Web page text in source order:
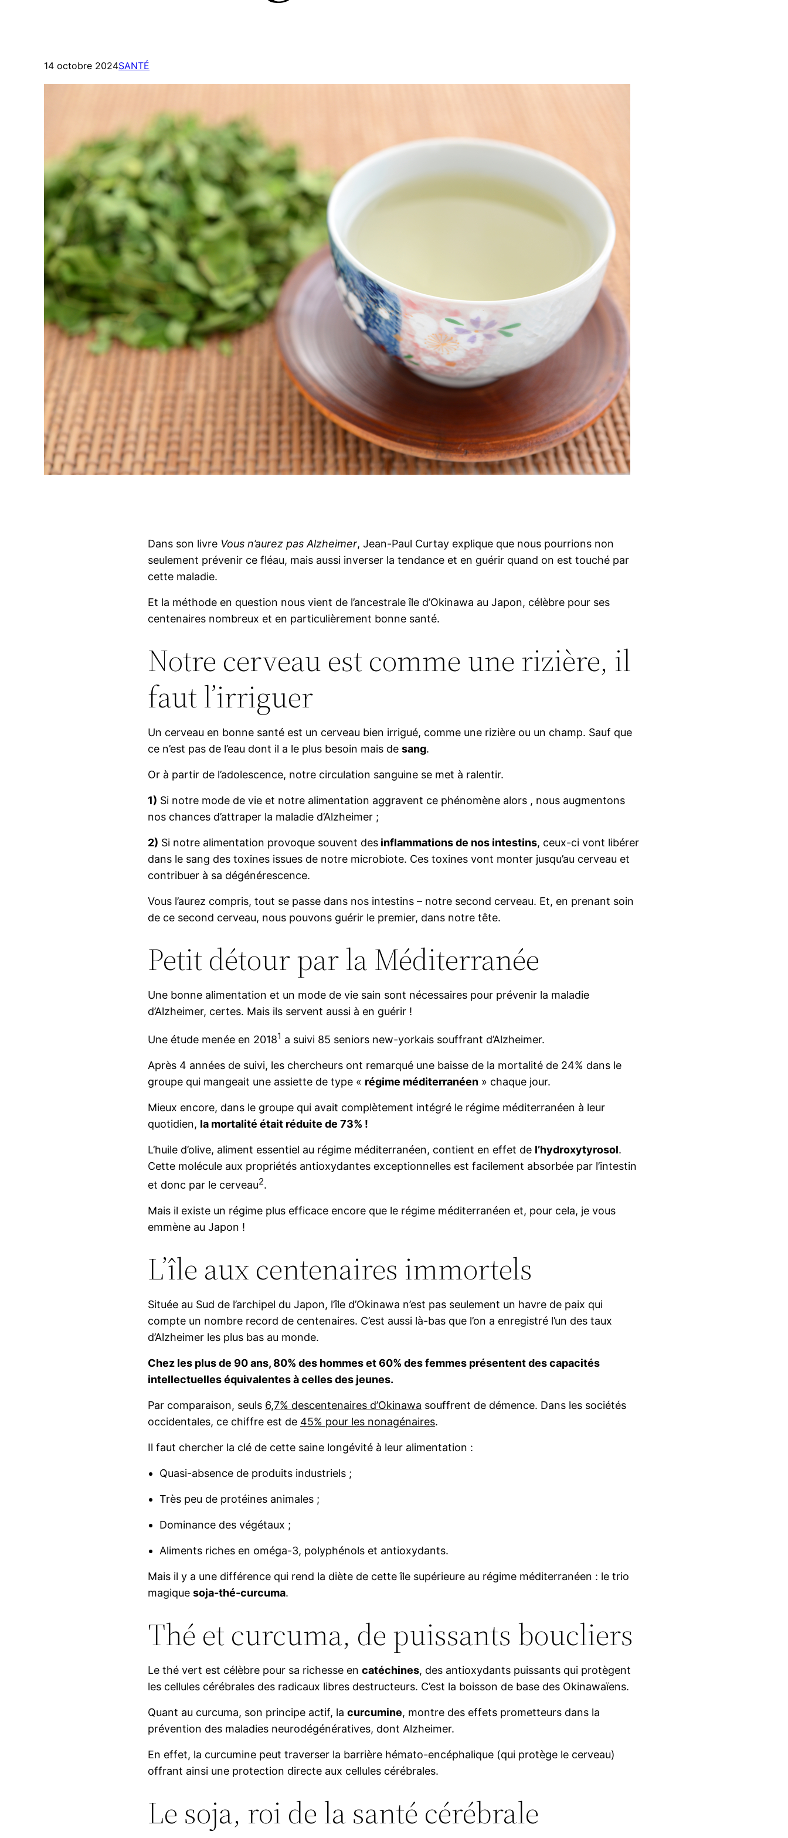
14 octobre 2024SANTÉ
Dans son livre Vous n’aurez pas Alzheimer, Jean-Paul Curtay explique que nous pourrions non
seulement prévenir ce fléau, mais aussi inverser la tendance et en guérir quand on est touché par
cette maladie.
Et la méthode en question nous vient de l’ancestrale île d’Okinawa au Japon, célèbre pour ses
centenaires nombreux et en particulièrement bonne santé.
Notre cerveau est comme une rizière, il
faut l’irriguer
Un cerveau en bonne santé est un cerveau bien irrigué, comme une rizière ou un champ. Sauf que
ce n’est pas de l’eau dont il a le plus besoin mais de sang.
Or à partir de l’adolescence, notre circulation sanguine se met à ralentir.
1) Si notre mode de vie et notre alimentation aggravent ce phénomène alors , nous augmentons
nos chances d’attraper la maladie d’Alzheimer ;
2) Si notre alimentation provoque souvent des inflammations de nos intestins, ceux-ci vont libérer
dans le sang des toxines issues de notre microbiote. Ces toxines vont monter jusqu’au cerveau et
contribuer à sa dégénérescence.
Vous l’aurez compris, tout se passe dans nos intestins – notre second cerveau. Et, en prenant soin
de ce second cerveau, nous pouvons guérir le premier, dans notre tête.
Petit détour par la Méditerranée
Une bonne alimentation et un mode de vie sain sont nécessaires pour prévenir la maladie
d’Alzheimer, certes. Mais ils servent aussi à en guérir !
Une étude menée en 20181 a suivi 85 seniors new-yorkais souffrant d’Alzheimer.
Après 4 années de suivi, les chercheurs ont remarqué une baisse de la mortalité de 24% dans le
groupe qui mangeait une assiette de type « régime méditerranéen » chaque jour.
Mieux encore, dans le groupe qui avait complètement intégré le régime méditerranéen à leur
quotidien, la mortalité était réduite de 73% !
L’huile d’olive, aliment essentiel au régime méditerranéen, contient en effet de l’hydroxytyrosol.
Cette molécule aux propriétés antioxydantes exceptionnelles est facilement absorbée par l’intestin
et donc par le cerveau2.
Mais il existe un régime plus efficace encore que le régime méditerranéen et, pour cela, je vous
emmène au Japon !
L’île aux centenaires immortels
Située au Sud de l’archipel du Japon, l’île d’Okinawa n’est pas seulement un havre de paix qui
compte un nombre record de centenaires. C’est aussi là-bas que l’on a enregistré l’un des taux
d’Alzheimer les plus bas au monde.
Chez les plus de 90 ans, 80% des hommes et 60% des femmes présentent des capacités
intellectuelles équivalentes à celles des jeunes.
Par comparaison, seuls 6,7% descentenaires d’Okinawa souffrent de démence. Dans les sociétés
occidentales, ce chiffre est de 45% pour les nonagénaires.
Il faut chercher la clé de cette saine longévité à leur alimentation :
Quasi-absence de produits industriels ;
Très peu de protéines animales ;
Dominance des végétaux ;
Aliments riches en oméga-3, polyphénols et antioxydants.
Mais il y a une différence qui rend la diète de cette île supérieure au régime méditerranéen : le trio
magique soja-thé-curcuma.
Thé et curcuma, de puissants boucliers
Le thé vert est célèbre pour sa richesse en catéchines, des antioxydants puissants qui protègent
les cellules cérébrales des radicaux libres destructeurs. C’est la boisson de base des Okinawaïens.
Quant au curcuma, son principe actif, la curcumine, montre des effets prometteurs dans la
prévention des maladies neurodégénératives, dont Alzheimer.
En effet, la curcumine peut traverser la barrière hémato-encéphalique (qui protège le cerveau)
offrant ainsi une protection directe aux cellules cérébrales.
Le soja, roi de la santé cérébrale